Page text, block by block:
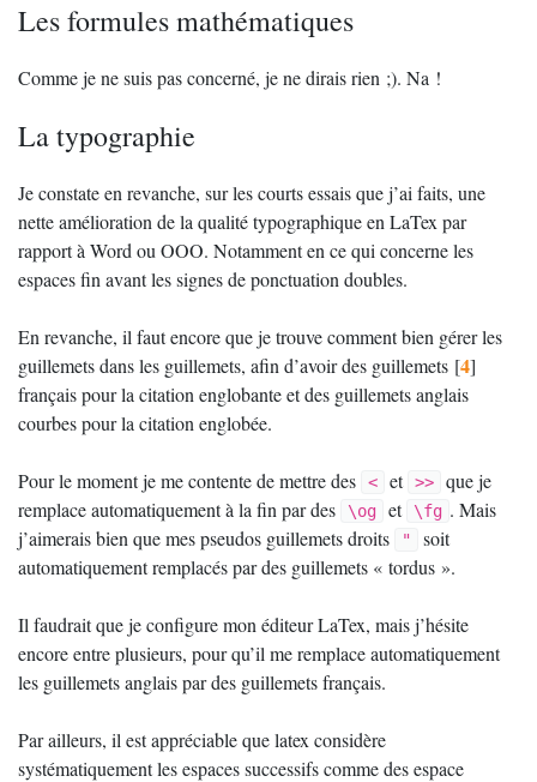
Les formules mathématiques
Comme je ne suis pas concerné, je ne dirais rien ;). Na !
La typographie
Je constate en revanche, sur les courts essais que j’ai faits, une
nette amélioration de la qualité typographique en LaTex par
rapport à Word ou OOO. Notamment en ce qui concerne les
espaces fin avant les signes de ponctuation doubles.
En revanche, il faut encore que je trouve comment bien gérer les
guillemets dans les guillemets, afin d’avoir des guillemets [4]
français pour la citation englobante et des guillemets anglais
courbes pour la citation englobée.
Pour le moment je me contente de mettre des < et >>
que je
remplace automatiquement à la fin par des
\og et \fg . Mais
j’aimerais bien que mes pseudos guillemets droits
"
soit
automatiquement remplacés par des guillemets « tordus ».
Il faudrait que je configure mon éditeur LaTex, mais j’hésite
encore entre plusieurs, pour qu’il me remplace automatiquement
les guillemets anglais par des guillemets français.
Par ailleurs, il est appréciable que latex considère
systématiquement les espaces successifs comme des espace